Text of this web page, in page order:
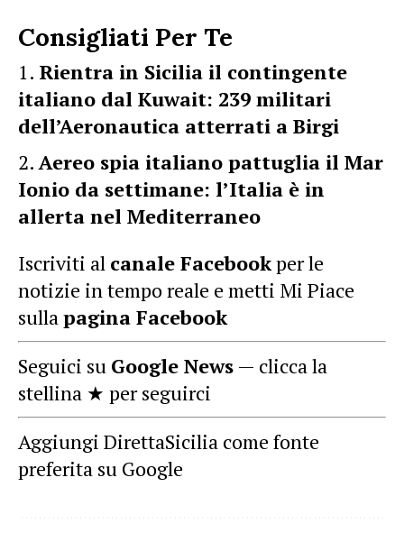
Consigliati Per Te
Rientra in Sicilia il contingente
italiano dal Kuwait: 239 militari
dell’Aeronautica atterrati a Birgi
Aereo spia italiano pattuglia il Mar
Ionio da settimane: l’Italia è in
allerta nel Mediterraneo
Iscriviti al canale Facebookper le
notizie in tempo reale e metti Mi Piace
sullapagina Facebook
Seguici su Google News — clicca la
stellina ★ per seguirci
Aggiungi DirettaSicilia come fonte
preferita su Google